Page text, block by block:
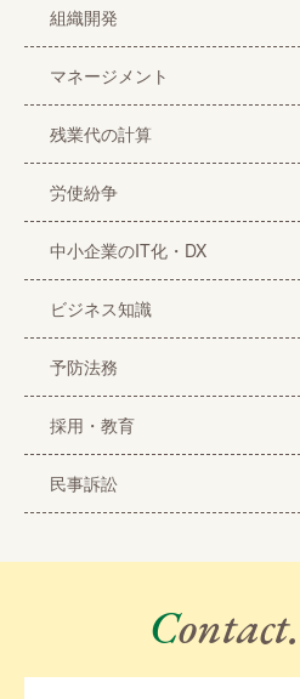
組織開発
マネージメント
残業代の計算
労使紛争
中小企業のIT化・DX
ビジネス知識
予防法務
採用・教育
民事訴訟
Contact.